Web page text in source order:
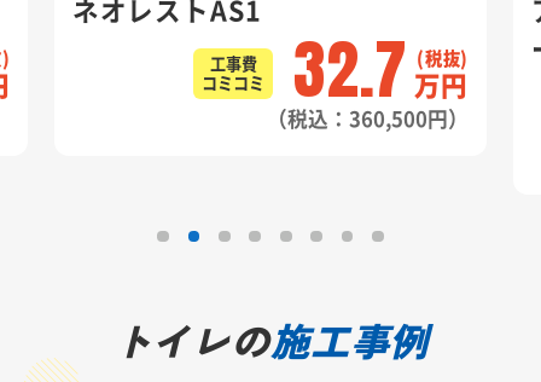
トAS1
32.7万円
（税込：360,500円）
アメージュ
ートイレKA
トイレの施工事例